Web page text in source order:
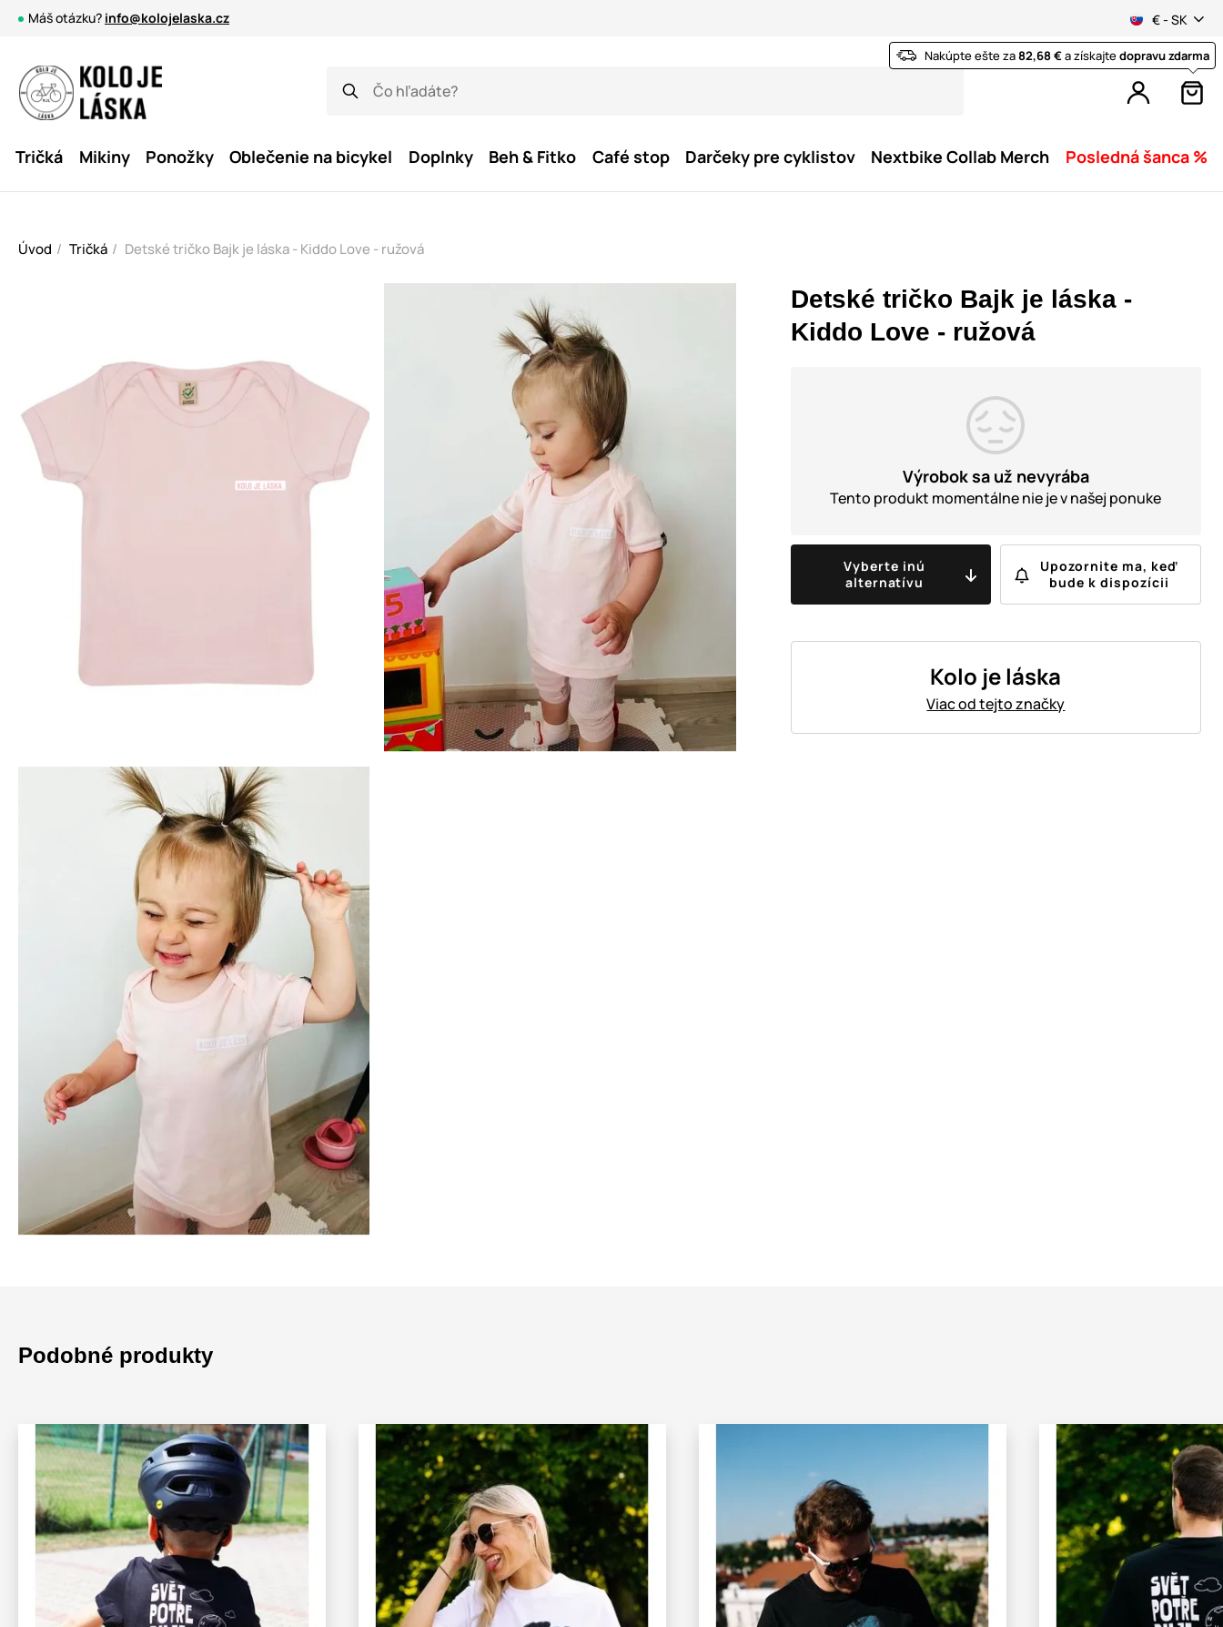
Máš otázku? info@kolojelaska.cz € - SK
Nakúpte ešte za82,68 €a získajtedopravu zdarma
Tričká Mikiny Ponožky Oblečenie na bicykel Doplnky Beh & Fitko Café stop Darčeky pre cyklistov Nextbike Collab Merch Posledná šanca %
Úvod Tričká Detské tričko Bajk je láska - Kiddo Love - ružová
Detské tričko Bajk je láska -
Kiddo Love - ružová
Výrobok sa už nevyrába
Tento produkt momentálne nie je v našej ponuke
Vyberte inú
alternatívu
Upozornite ma, keď
bude k dispozícii
Kolo je láska
Viac od tejto značky
Podobné produkty